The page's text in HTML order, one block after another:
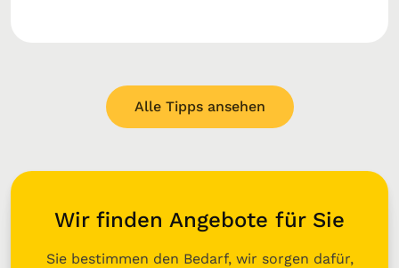
Alle Tipps ansehen
Wir finden Angebote für Sie
Sie bestimmen den Bedarf, wir sorgen dafür,